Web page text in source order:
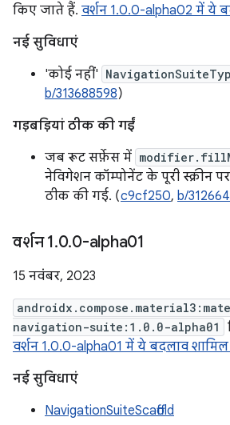
किए जाते हैं. वर्शन 1.0.0-alpha02 में ये
नई सुविधाएं
'कोई नहीं'
b/313688598)
गड़बड़ियां ठीक की गईं
जब रूट सर्फ़ेस में
नेविगेशन कॉम्पोनेंट के पूरी स्क्रीन
ठीक की गई. (c9cf250, b/
वर्शन 1.0.0-alpha01
15 नवंबर, 2023
navigation-suite:1.0.0-alpha01
वर्शन 1.0.0-alpha01 में ये बदलाव
नई सुविधाएं
NavigationSuiteScaffold